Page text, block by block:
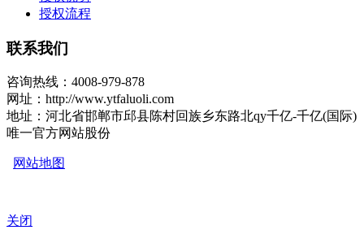
授权流程
联系我们
咨询热线：4008-979-878
网址：http://www.ytfaluoli.com
地址：河北省邯郸市邱县陈村回族乡东路北qy千亿-千亿(国际)
唯一官方网站股份
网站地图
关闭